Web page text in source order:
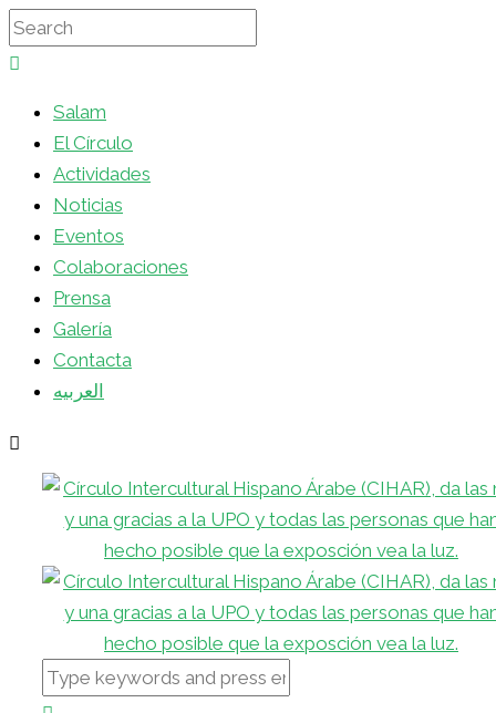
Salam
El Círculo
Actividades
Noticias
Eventos
Colaboraciones
Prensa
Galería
Contacta
العربيه